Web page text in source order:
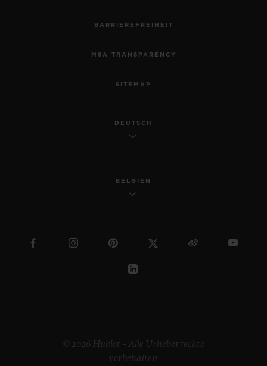
BARRIEREFREIHEIT
MSA TRANSPARENCY
SITEMAP
DEUTSCH
BELGIEN
© 2026 Hublot – Alle Urheberrechte
vorbehalten